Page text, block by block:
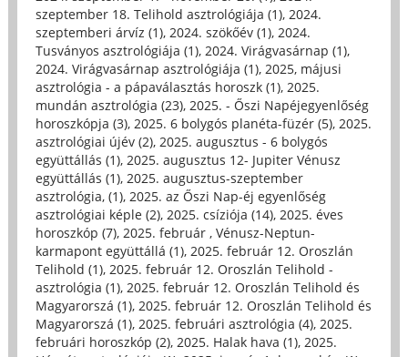
szeptember 18. Telihold asztrológiája (1), 2024.
szeptemberi árvíz (1), 2024. szökőév (1), 2024.
Tusványos asztrológiája (1), 2024. Virágvasárnap (1),
2024. Virágvasárnap asztrológiája (1), 2025, májusi
asztrológia - a pápaválasztás horoszk (1), 2025.
mundán asztrológia (23), 2025. - Őszi Napéjegyenlőség
horoszkópja (3), 2025. 6 bolygós planéta-füzér (5), 2025.
asztrológiai újév (2), 2025. augusztus - 6 bolygós
együttállás (1), 2025. augusztus 12- Jupiter Vénusz
együttállás (1), 2025. augusztus-szeptember
asztrológia, (1), 2025. az Őszi Nap-éj egyenlőség
asztrológiai képle (2), 2025. csíziója (14), 2025. éves
horoszkóp (7), 2025. február , Vénusz-Neptun-
karmapont együttállá (1), 2025. február 12. Oroszlán
Telihold (1), 2025. február 12. Oroszlán Telihold -
asztrológia (1), 2025. február 12. Oroszlán Telihold és
Magyarorszá (1), 2025. február 12. Oroszlán Telihold és
Magyarorszá (1), 2025. februári asztrológia (4), 2025.
februári horoszkóp (2), 2025. Halak hava (1), 2025.